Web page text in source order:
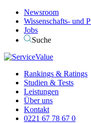
Newsroom
Wissenschafts- und
Jobs
Suche
Rankings & Ratings
Studien & Tests
Leistungen
Über uns
Kontakt
0221 67 78 67 0